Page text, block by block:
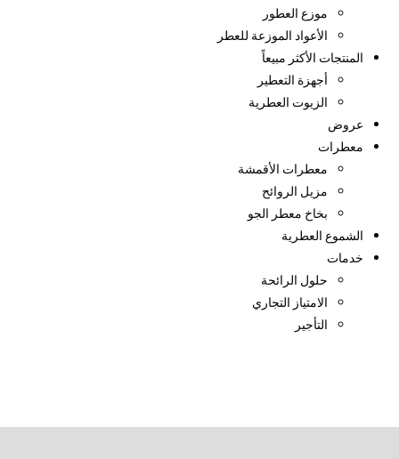
موزع العطور
الأعواد الموزعة للعطر
المنتجات الأكثر مبيعاً
أجهزة التعطير
الزيوت العطرية
عروض
معطرات
معطرات الأقمشة
مزيل الروائح
بخاخ معطر الجو
الشموع العطرية
خدمات
حلول الرائحة
الامتياز التجاري
التأجير